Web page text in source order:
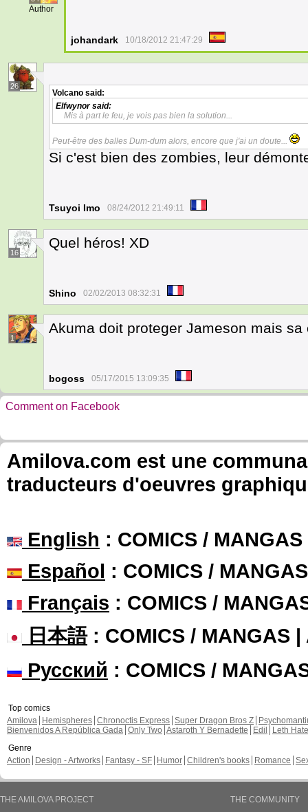
Author
johandark 10/18/2012 21:47:29
26
Volcano said:
Elfwynorsaid:
Mis à part le feu, je vois pas bien la solution...
Peut-être des balles Dum-dum alors, encore que j'ai un doute...
Si c'est bien des zombies, leur
Tsuyoi Imo 08/24/2012 21:49:11
16
Quel héros! XD
Shino 02/02/2013 08:32:31
1
Akuma doit proteger Jameson mais
bogoss 05/17/2015 13:09:35
Comment on Facebook
Amilova.com est une
traducteurs d'oeuvres
English : COMICS /
Español : COMICS /
Français : COMICS /
日本語: COMICS / MANGAS |
Русский : COMICS /
Top comics
Amilova
Hemispheres Chronoctis Express Super Dragon Bros Z
Bienvenidos A República Gada Only Two Astaroth Y Bernadette Edil
Leth Hate
Genre
Action
Design - Artworks Fantasy - SF Humor Children's books Romance
THE AMILOVA PROJECT
THE COMMUNITY